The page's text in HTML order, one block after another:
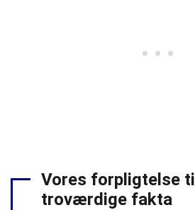
Vores forpligtelse til
troværdige fakta